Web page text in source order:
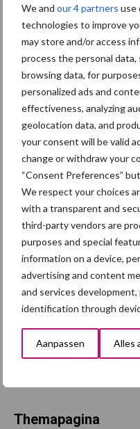
We and our 4 partners use
technologies to improve
may store and/or access
process the personal data,
browsing data, for
personalized ads and
effectiveness, analyzing
geolocation data, and
your consent will be valid
change or withdraw your
“Consent Preferences”
We respect your choices
with a transparent and
third-party vendors are
purposes and special
information on a device,
advertising and content
and services
identification through
Aanpassen Alles
Tekst: Gerben Hofman
Beeld: Pixabay
Aanbevolen
EU-
voor
voor
Themapagina